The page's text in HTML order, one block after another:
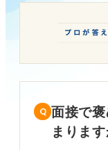
面接で
まります